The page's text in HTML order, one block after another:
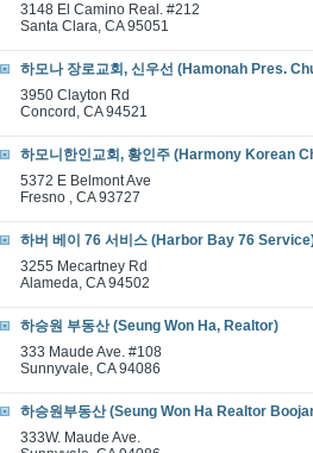
3148 El Camino Real. #212
Santa Clara, CA 95051
하모나 장로교회, 신우선 (Hamonah Pres.
3950 Clayton Rd
Concord, CA 94521
하모니한인교회, 황인주 (Harmony Korean
5372 E Belmont Ave
Fresno , CA 93727
하버 베이 76 서비스 (Harbor Bay 76
3255 Mecartney Rd
Alameda, CA 94502
하승원 부동산 (Seung Won Ha, Realtor)
333 Maude Ave. #108
Sunnyvale, CA 94086
하승원부동산 (Seung Won Ha Realtor
333W. Maude Ave.